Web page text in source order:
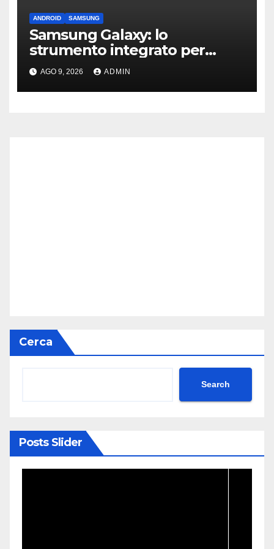
ANDROID SAMSUNG
Samsung Galaxy: lo
strumento integrato per
liberare spazio sullo
smartphone
AGO 9, 2026 ADMIN
Cerca
Search
Posts Slider